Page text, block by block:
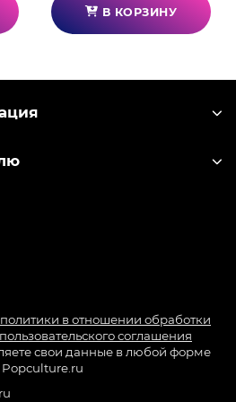
В КОРЗИНУ
политики в отношении обработки
пользовательского соглашения
свои данные в любой форме
Popculture.ru